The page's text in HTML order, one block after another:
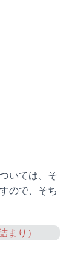
いては、そ
ので、そち
まり）